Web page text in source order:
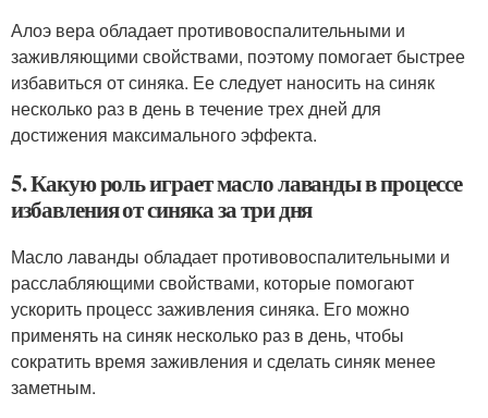
Алоэ вера обладает противовоспалительными и
заживляющими свойствами, поэтому помогает быстрее
избавиться от синяка. Ее следует наносить на синяк
несколько раз в день в течение трех дней для
достижения максимального эффекта.
5. Какую роль играет масло лаванды в процессе
избавления от синяка за три дня
Масло лаванды обладает противовоспалительными и
расслабляющими свойствами, которые помогают
ускорить процесс заживления синяка. Его можно
применять на синяк несколько раз в день, чтобы
сократить время заживления и сделать синяк менее
заметным.